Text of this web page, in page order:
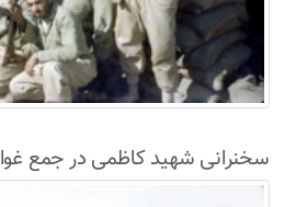
سخنرانی شهید کاظمی در جمع غواصان